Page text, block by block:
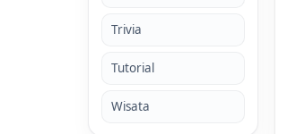
Trivia
Tutorial
Wisata